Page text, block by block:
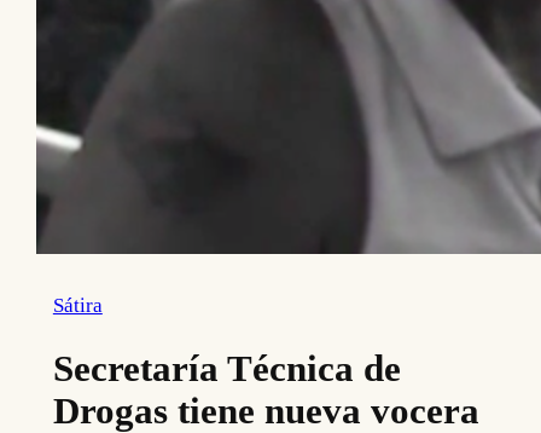
Sátira
Secretaría Técnica de
Drogas tiene nueva vocera